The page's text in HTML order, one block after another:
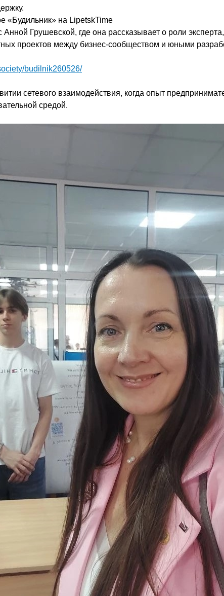
«Будильник» на LipetskTime
Грушевской, где она рассказывает о роли
проектов между бизнес-сообществом и юными
budilnik260526/
сетевого взаимодействия, когда опыт
средой.